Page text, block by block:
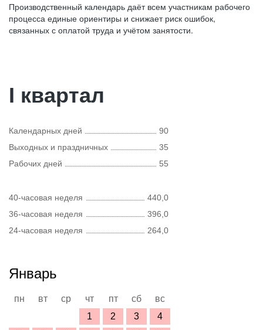
Производственный календарь даёт всем участникам рабочего
процесса единые ориентиры и снижает риск ошибок,
связанных с оплатой труда и учётом занятости.
I квартал
Календарных дней
90
Выходных и праздничных
35
Рабочих дней
55
40-часовая неделя
440,0
36-часовая неделя
396,0
24-часовая неделя
264,0
Январь
пн вт ср чт пт сб
вс
1
2 3
4